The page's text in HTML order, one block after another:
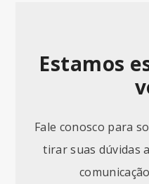
Estamos
Fale conosco para
tirar suas dúvidas